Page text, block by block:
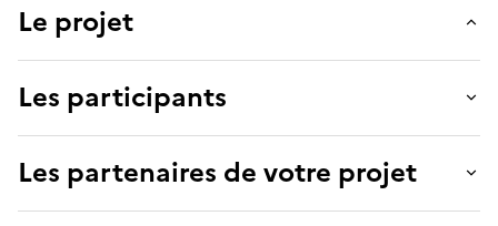
Le projet
Les participants
Les partenaires de votre projet